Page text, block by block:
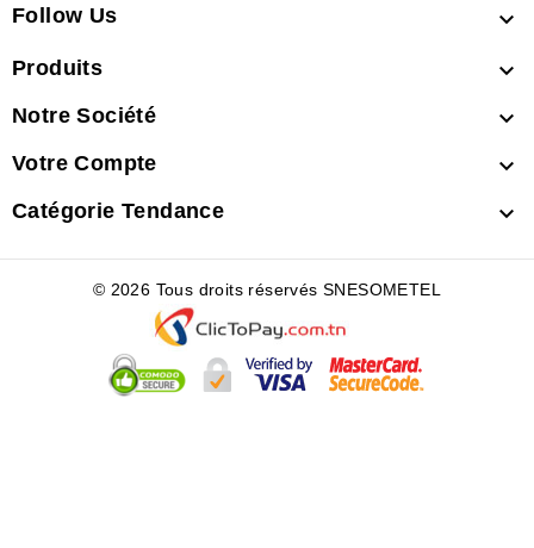
Follow Us 
Produits 
Notre Société 
Votre Compte 
Catégorie Tendance 
© 2026 Tous droits réservés SNESOMETEL